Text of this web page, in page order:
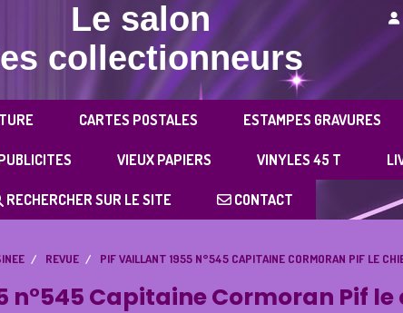
Le salon
collectionneurs
CARTES POSTALES ESTAMPES GRAVURES
VIEUX PAPIERS VINYLES 45 T
RECHERCHER SUR LE SITE CONTACT
REVUE PIF VAILLANT 1955 N°545 CAPITAINE CORMORAN PIF LE
n°545 Capitaine Cormoran Pif le